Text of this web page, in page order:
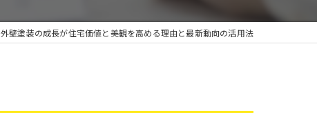
雨漏り
外壁塗装の成長が住宅価値と美観を高める理由と最新動向の活用法